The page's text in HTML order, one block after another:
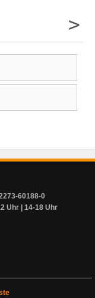
>
60188-0
Uhr | 14-18 Uhr